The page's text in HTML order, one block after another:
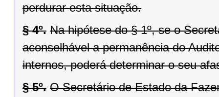
perdurar esta situação.
§ 4º. Na hipótese do § 1º, se o
aconselhável a permanência do
internos, poderá determinar o seu
§ 5º. O Secretário de Estado da